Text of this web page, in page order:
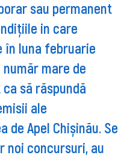
sau permanent
in care
în luna februarie
mare de
să răspundă
ale
de Apel Chișinău. Se
noi concursuri, au